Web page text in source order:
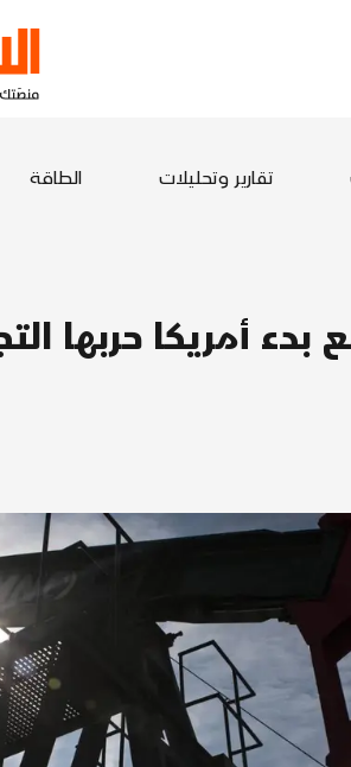
تقارير وتحليلات الطاقة
بدء أمريكا حربها